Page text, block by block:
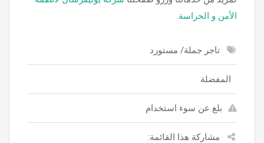
الأمن و الحراسة.
تاجر جملة/ مستورد
المفضلة
بلغ عن سوء استخدام
مشاركة هذا القائمة: